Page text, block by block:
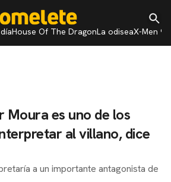
House Of The DragonLa odiseaX-Men 97
Moura es uno de los
al villano, dice
a un importante antagonista de